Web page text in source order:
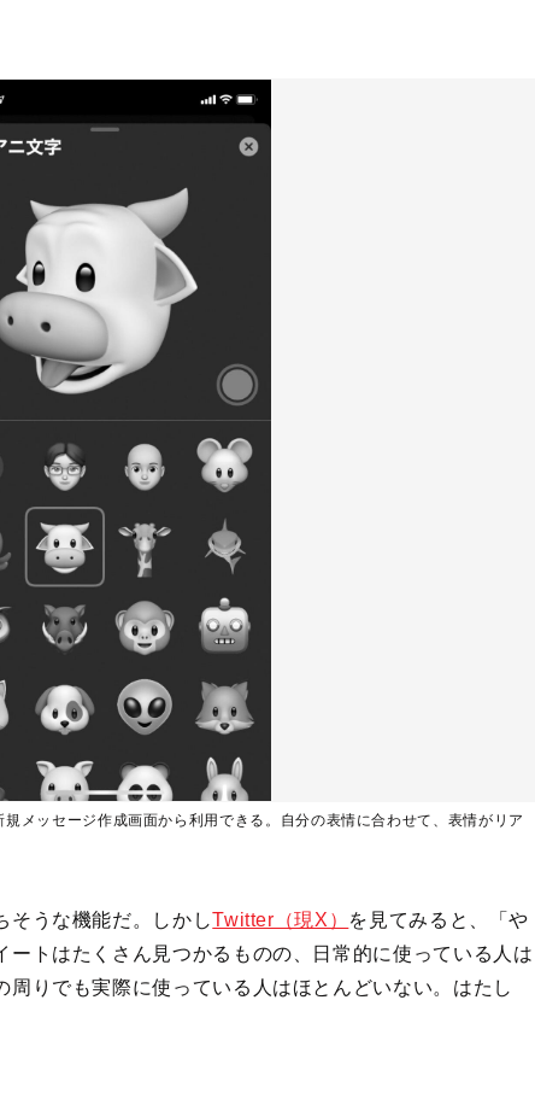
メッセージ作成画面から利用できる。自分の表情に合わせて、表情がリア
そうな機能だ。しかしTwitter（現X） を見てみると、「や
ートはたくさん見つかるものの、日常的に使っている人は
周りでも実際に使っている人はほとんどいない。はたし